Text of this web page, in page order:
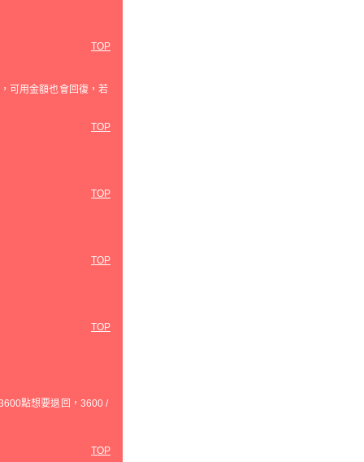
TOP
可用金額也會回復，若
TOP
TOP
TOP
TOP
點想要退回，3600 /
TOP